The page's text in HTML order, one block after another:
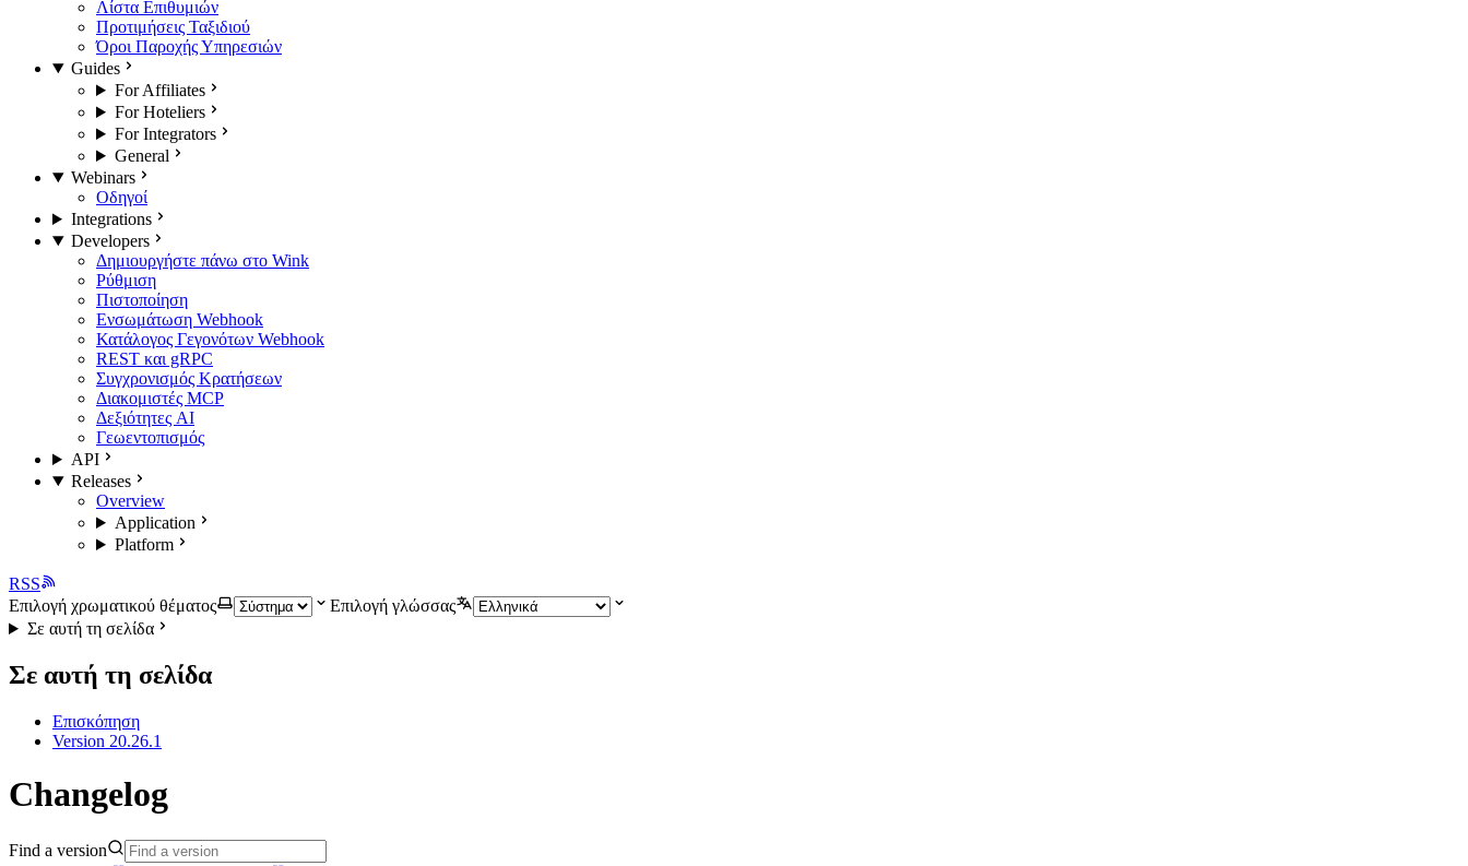
Λίστα Επιθυμιών
Προτιμήσεις Ταξιδιού
Όροι Παροχής Υπηρεσιών
Guides
For Affiliates
For Hoteliers
For Integrators
General
Webinars
Οδηγοί
Integrations
Developers
Δημιουργήστε πάνω στο Wink
Ρύθμιση
Πιστοποίηση
Ενσωμάτωση Webhook
Κατάλογος Γεγονότων Webhook
REST και gRPC
Συγχρονισμός Κρατήσεων
Διακομιστές MCP
Δεξιότητες AI
Γεωεντοπισμός
API
Releases
Overview
Application
Platform
RSS
Επιλογή χρωματικού θέματος
Επιλογή γλώσσας
Σε αυτή τη σελίδα
Σε αυτή τη σελίδα
Επισκόπηση
Version 20.26.1
Changelog
Find a version